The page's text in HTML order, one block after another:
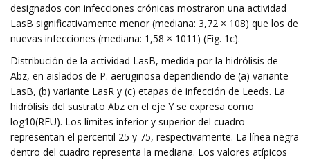
designados con infecciones crónicas mostraron una actividad
LasB significativamente menor (mediana: 3,72 × 108) que los de
nuevas infecciones (mediana: 1,58 × 1011) (Fig. 1c).
Distribución de la actividad LasB, medida por la hidrólisis de
Abz, en aislados de P. aeruginosa dependiendo de (a) variante
LasB, (b) variante LasR y (c) etapas de infección de Leeds. La
hidrólisis del sustrato Abz en el eje Y se expresa como
log10(RFU). Los límites inferior y superior del cuadro
representan el percentil 25 y 75, respectivamente. La línea negra
dentro del cuadro representa la mediana. Los valores atípicos